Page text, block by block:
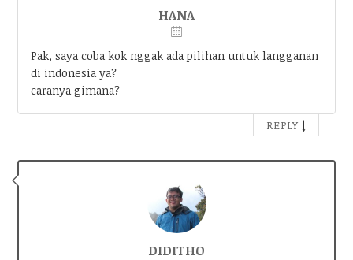
HANA
Pak, saya coba kok nggak ada pilihan untuk langganan
di indonesia ya?
caranya gimana?
REPLY ↓
DIDITHO